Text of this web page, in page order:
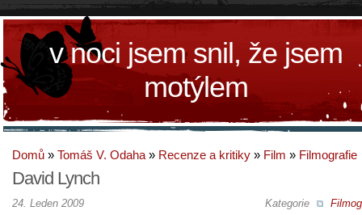
v noci jsem snil, že jsem
motýlem
Domů » Tomáš V. Odaha » Recenze a kritiky » Film » Filmografie
David Lynch
Kategorie
24. Leden 2009